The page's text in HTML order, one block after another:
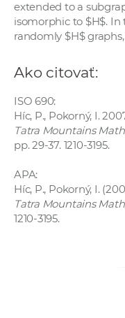
extended to a
isomorphic to $H$.
randomly $H$
Ako citovať:
ISO 690:
Híc, P., Pokorný, I.
Tatra Mountains
pp. 29-37. 1210-3195.
APA:
Híc, P., Pokorný, I.
Tatra Mountains
1210-3195.